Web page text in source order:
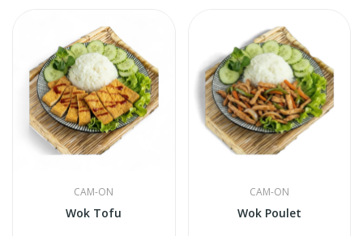
CAM-ON
Wok Tofu
CAM-ON
Wok Poulet